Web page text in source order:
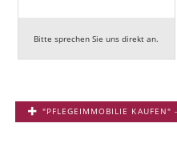
Bitte sprechen Sie uns direkt an.
"PFLEGEIMMOBILIE KAUFEN"